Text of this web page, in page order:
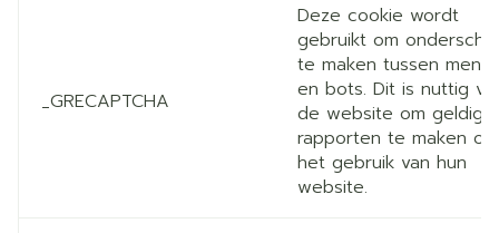
_GRECAPTCHA
Deze cookie wordt
gebruikt om
te maken tussen
en bots. Dit is nuttig
de website om geldige
rapporten te maken
het gebruik van hun
website.